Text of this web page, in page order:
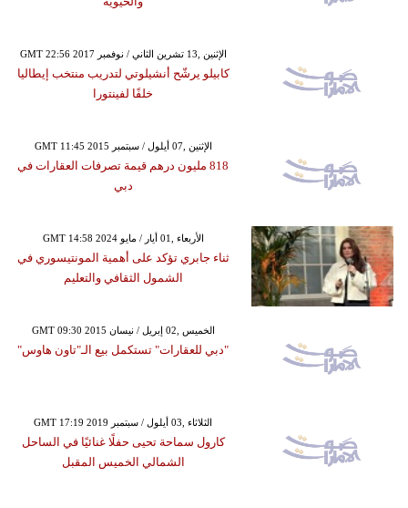
GMT 22:56 2017 الإثنين ,13 تشرين الثاني / نوفمبر
كابيلو يرشّح أنشيلوتي لتدريب منتخب إيطاليا
خلفًا لفينتورا
GMT 11:45 2015 الإثنين ,07 أيلول / سبتمبر
818 مليون درهم قيمة تصرفات العقارات في
دبي
GMT 14:58 2024 الأربعاء ,01 أيار / مايو
ثناء جابري تؤكد على أهمية المونتيسوري في
الشمول الثقافي والتعليم
GMT 09:30 2015 الخميس ,02 إبريل / نيسان
"دبي للعقارات" تستكمل بيع الـ"تاون هاوس"
GMT 17:19 2019 الثلاثاء ,03 أيلول / سبتمبر
كارول سماحة تحيى حفلًا غنائيًا في الساحل
الشمالي الخميس المقبل